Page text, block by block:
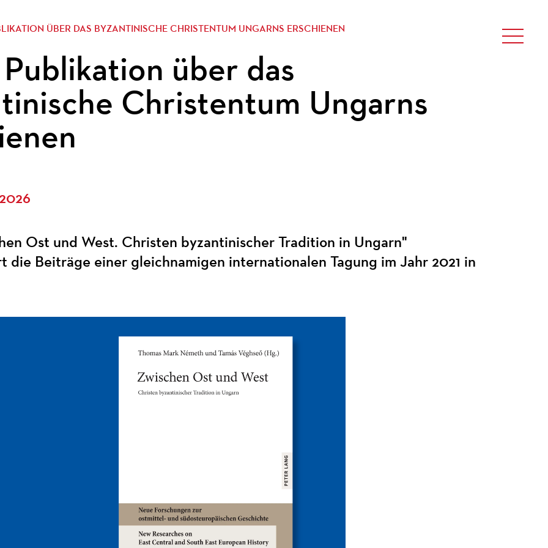
ÜBER DAS BYZANTINISCHE CHRISTENTUM UNGARNS ERSCHIENEN
über das
Christentum Ungarns
Ost und West. Christen byzantinischer Tradition in Ungarn"
die Beiträge einer gleichnamigen internationalen Tagung im Jahr 2021 in